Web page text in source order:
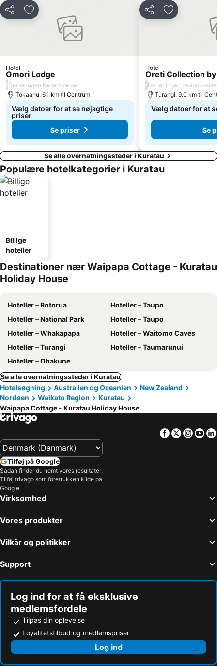
Del Føj til favoritter
Hotel
Omori Lodge
/Der er ingen bedømmelse
Tokaanu, 6.1 km til Centrum
Vælg datoer for at se nøjagtige
priser
Se priser
Del Føj til
Hotel
Oreti Collection
/Der er ingen bedømmelse
Turangi, 9.0 km til
Vælg datoer for at
Se
Se alle overnatningssteder i Kuratau
Populære hotelkategorier i Kuratau
Billige
hoteller
Destinationer nær Waipapa Cottage - Kuratau
Holiday House
Hoteller – Rotorua
Hoteller – Taupo
Hoteller – National Park
Hoteller – Taupo
Hoteller – Whakapapa
Hoteller – Waitomo Caves
Hoteller – Turangi
Hoteller – Taumarunui
Hoteller – Ohakune
Se alle overnatningssteder i Kuratau
Hotelsøgning
Australien og Oceanien
New Zealand
Nordøen
Waikato Region
Kuratau
Waipapa Cottage - Kuratau Holiday House
Facebook
Twitter
Tilføj på Google
Sådan finder du nemt vores resultater:
Tilføj trivago som foretrukken kilde på
Google.
Virksomhed
Vores produkter
Vilkår og politikker
Support
Log ind for at få eksklusive
medlemsfordele
Tilpas din oplevelse
Loyalitetstilbud og medlemspriser
Log ind